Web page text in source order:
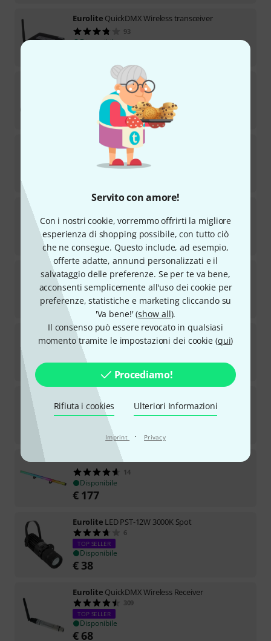
Servito con amore!
Con i nostri cookie, vorremmo offrirti la migliore
esperienza di shopping possibile, con tutto ciò
che ne consegue. Questo include, ad esempio,
offerte adatte, annunci personalizzati e il
salvataggio delle preferenze. Se per te va bene,
acconsenti semplicemente all'uso dei cookie per
preferenze, statistiche e marketing cliccando su
'Va bene!' (show all).
Il consenso può essere revocato in qualsiasi
momento tramite le impostazioni dei cookie (qui)
Procediamo!
Rifiuta i cookies Ulteriori Informazioni
Imprint · Privacy
Eurolite QuickDMX Wireless transceiver
93
Disponibile
PFE-60 WW/CW Pro. Spot 20-50°
2
Disponibile
399
EurolitePFE-60 WW/CW Pro. Spot 9-25°
2
Disponibile
16
Disponibile
€169
Eurolite LED IP FL-30 SMD orange
Disponibile
€33
Eurolite 2x Stage Stand variable
24
Disponibile
Eurolite
Disponibile
LED PR-100/32 DMX BK
14
Disponibile
€ 177
Eurolite LED PST-12W 3000K Spot
6
TOP SELLER
Disponibile
€ 38
Eurolite QuickDMX Wireless Receiver
309
TOP SELLER
Disponibile
€ 68